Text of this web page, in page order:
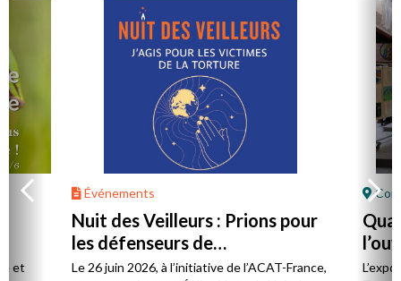
et
Événements
Nuit des Veilleurs : Prions pour
les défenseurs de
l’environnement persécutés
Le 26 juin 2026, à l’initiative de l’ACAT-France,